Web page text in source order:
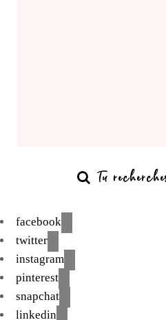
facebook
twitter
instagram
pinterest
snapchat
linkedin